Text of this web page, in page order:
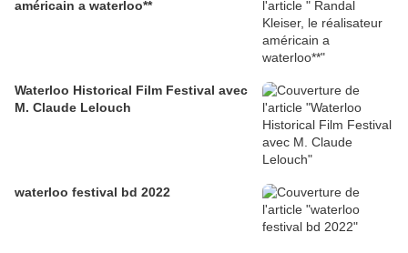
américain a waterloo**
Waterloo Historical Film Festival avec
M. Claude Lelouch
waterloo festival bd 2022